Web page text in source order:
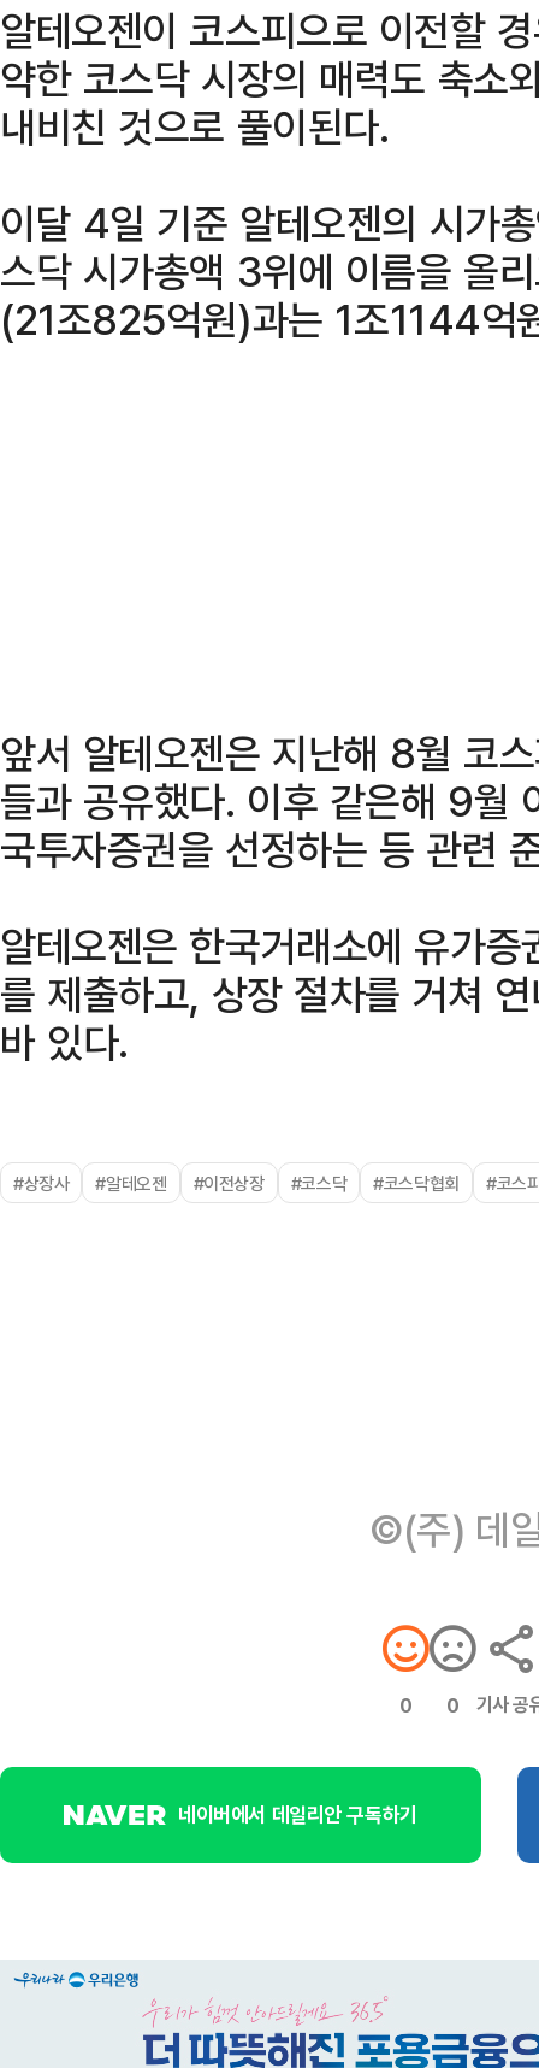
알테오젠이 코스피으로 이전할
약한 코스닥 시장의 매력도 축소
내비친 것으로 풀이된다.
이달 4일 기준 알테오젠의 시가
스닥 시가총액 3위에 이름을 올
(21조825억원)과는 1조1144억
앞서 알테오젠은 지난해 8월 코
들과 공유했다. 이후 같은해 9월
국투자증권을 선정하는 등 관련
알테오젠은 한국거래소에 유가
를 제출하고, 상장 절차를 거쳐
바 있다.
#상장사 #알테오젠 #이전상장 #코스닥 #코스닥협회 #코스
©(주) 데
0 0 기사 공
네이버에서 데일리안 구독하기